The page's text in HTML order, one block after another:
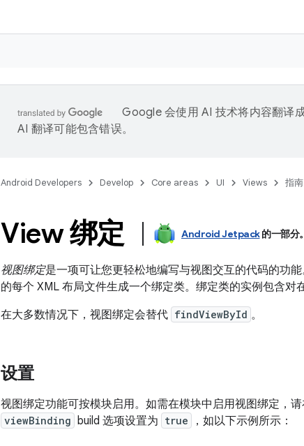
Google 会使用 AI 技术将内容翻译
AI 翻译可能包含错误。
Android Developers Develop Core areas UI Views 指南
View 绑定 Android Jetpack的一部分。
视图绑定是一项可让您更轻松地编写与视图交互的代码的功
的每个 XML 布局文件生成一个绑定类。 绑定类的实例包含对
在大多数情况下，视图绑定会替代 findViewById 。
设置
视图绑定功能可按模块启用。如需在模块中启用视图绑定，
viewBinding build 选项设置为 true ，如以下示例所示：